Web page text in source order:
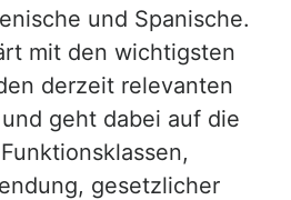
und Spanische.
mit den wichtigsten
derzeit relevanten
geht dabei auf die
gesetzlicher